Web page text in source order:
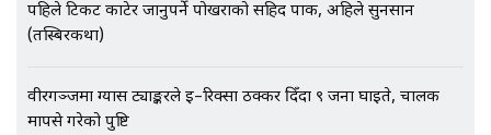
Followup: CCTV Footage Lost |
पहिले टिकट काटेर जानुपर्ने पोखराको सहिद पार्क, अहिले सुनसान
(तस्बिरकथा)
वीरगञ्जमा ग्यास ट्याङ्करले ई–रिक्सा ठक्कर दिँदा ९ जना घाइते, चालक
मापसे गरेको पुष्टि